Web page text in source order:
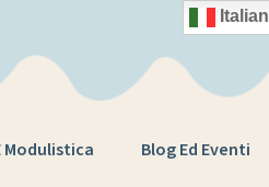
Modulistica Blog Ed Eventi
Italian